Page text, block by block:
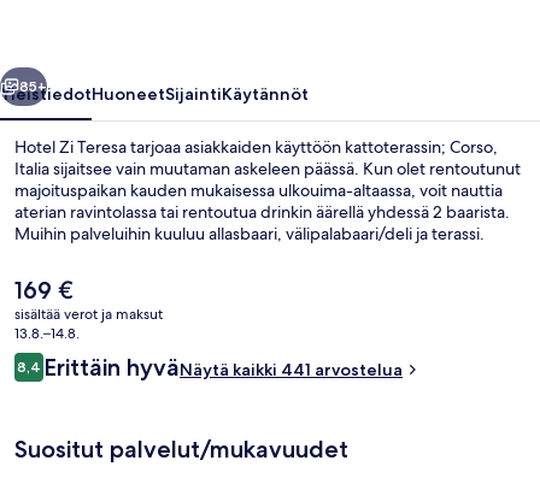
Seuraava
85+
YleistiedotHuoneetSijaintiKäytännöt
Hotel Zi Teresa tarjoaa asiakkaiden käyttöön kattoterassin; Corso,
Italia sijaitsee vain muutaman askeleen päässä. Kun olet rentoutunut
majoituspaikan kauden mukaisessa ulkouima-altaassa, voit nauttia
aterian ravintolassa tai rentoutua drinkin äärellä yhdessä 2 baarista.
Muihin palveluihin kuuluu allasbaari, välipalabaari/deli ja terassi.
sijaintia.
Nykyinen
hinta
on
169 €
169 €
sisältää verot ja maksut
13.8.–14.8.
Arvostelut
8,48,4 kautta 10.
Erittäin hyväNäytä kaikki 441 arvostelua
Suositut palvelut/mukavuudet